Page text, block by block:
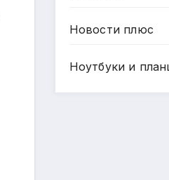
Новости плюс
Ноутбуки и